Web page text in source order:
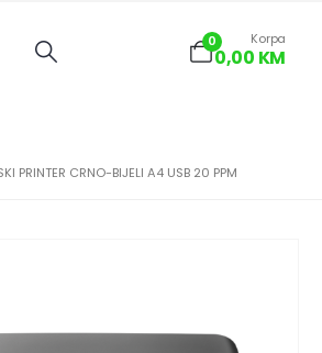
0 Korpa
0,00 KM
PRINTER CRNO-BIJELI A4 USB 20 PPM